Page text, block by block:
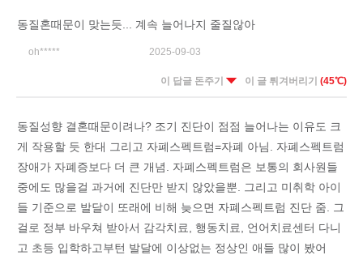
동질혼때문이 맞는듯... 계속 늘어나지 줄질않아
oh***** 2025-09-03
이 답글 돈주기 이 글 튀겨버리기 (45℃)
동질성향 결혼때문이려나? 조기 진단이 점점 늘어나는 이유도 크
게 작용할 듯 한대 그리고 자폐스펙트럼=자폐 아님. 자폐스펙트럼
장애가 자폐증보다 더 큰 개념. 자폐스펙트럼은 보통의 회사원들
중에도 많을걸 과거에 진단만 받지 않았을뿐. 그리고 미취학 아이
들 기준으로 발달이 또래에 비해 늦으면 자폐스펙트럼 진단 줌. 그
걸로 정부 바우쳐 받아서 감각치료, 행동치료, 언어치료센터 다니
고 초등 입학하고부턴 발달에 이상없는 정상인 애들 많이 봤어